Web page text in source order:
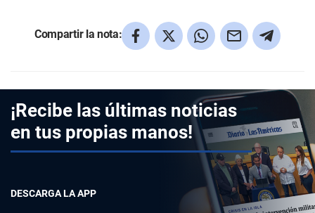
Compartir la nota:
¡Recibe las últimas noticias
en tus propias manos!
DESCARGA LA APP